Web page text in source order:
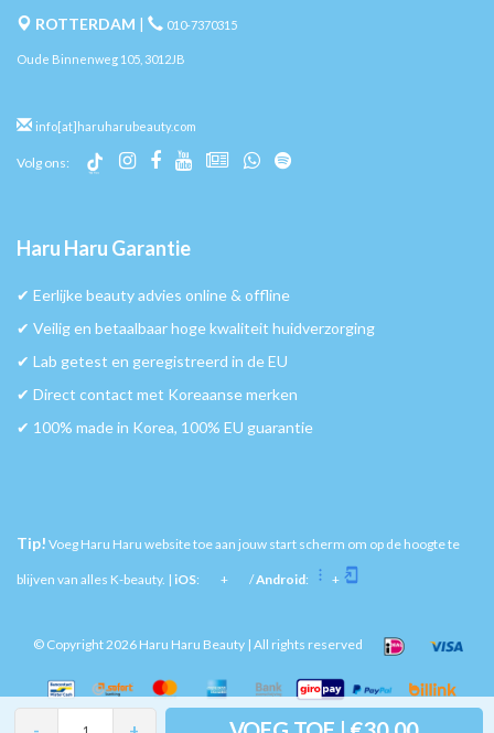
ROTTERDAM | 010-7370315
Oude Binnenweg 105, 3012JB
info[at]haruharubeauty.com
Volg ons:
Haru Haru Garantie
✔︎ Eerlijke beauty advies online & offline
✔︎ Veilig en betaalbaar hoge kwaliteit huidverzorging
✔︎ Lab getest en geregistreerd in de EU
✔︎ Direct contact met Koreaanse merken
✔︎ 100% made in Korea, 100% EU guarantie
Tip! Voeg Haru Haru website toe aan jouw start scherm om op de hoogte te
blijven van alles K-beauty. | iOS: + /Android: +
© Copyright 2026 Haru Haru Beauty | All rights reserved